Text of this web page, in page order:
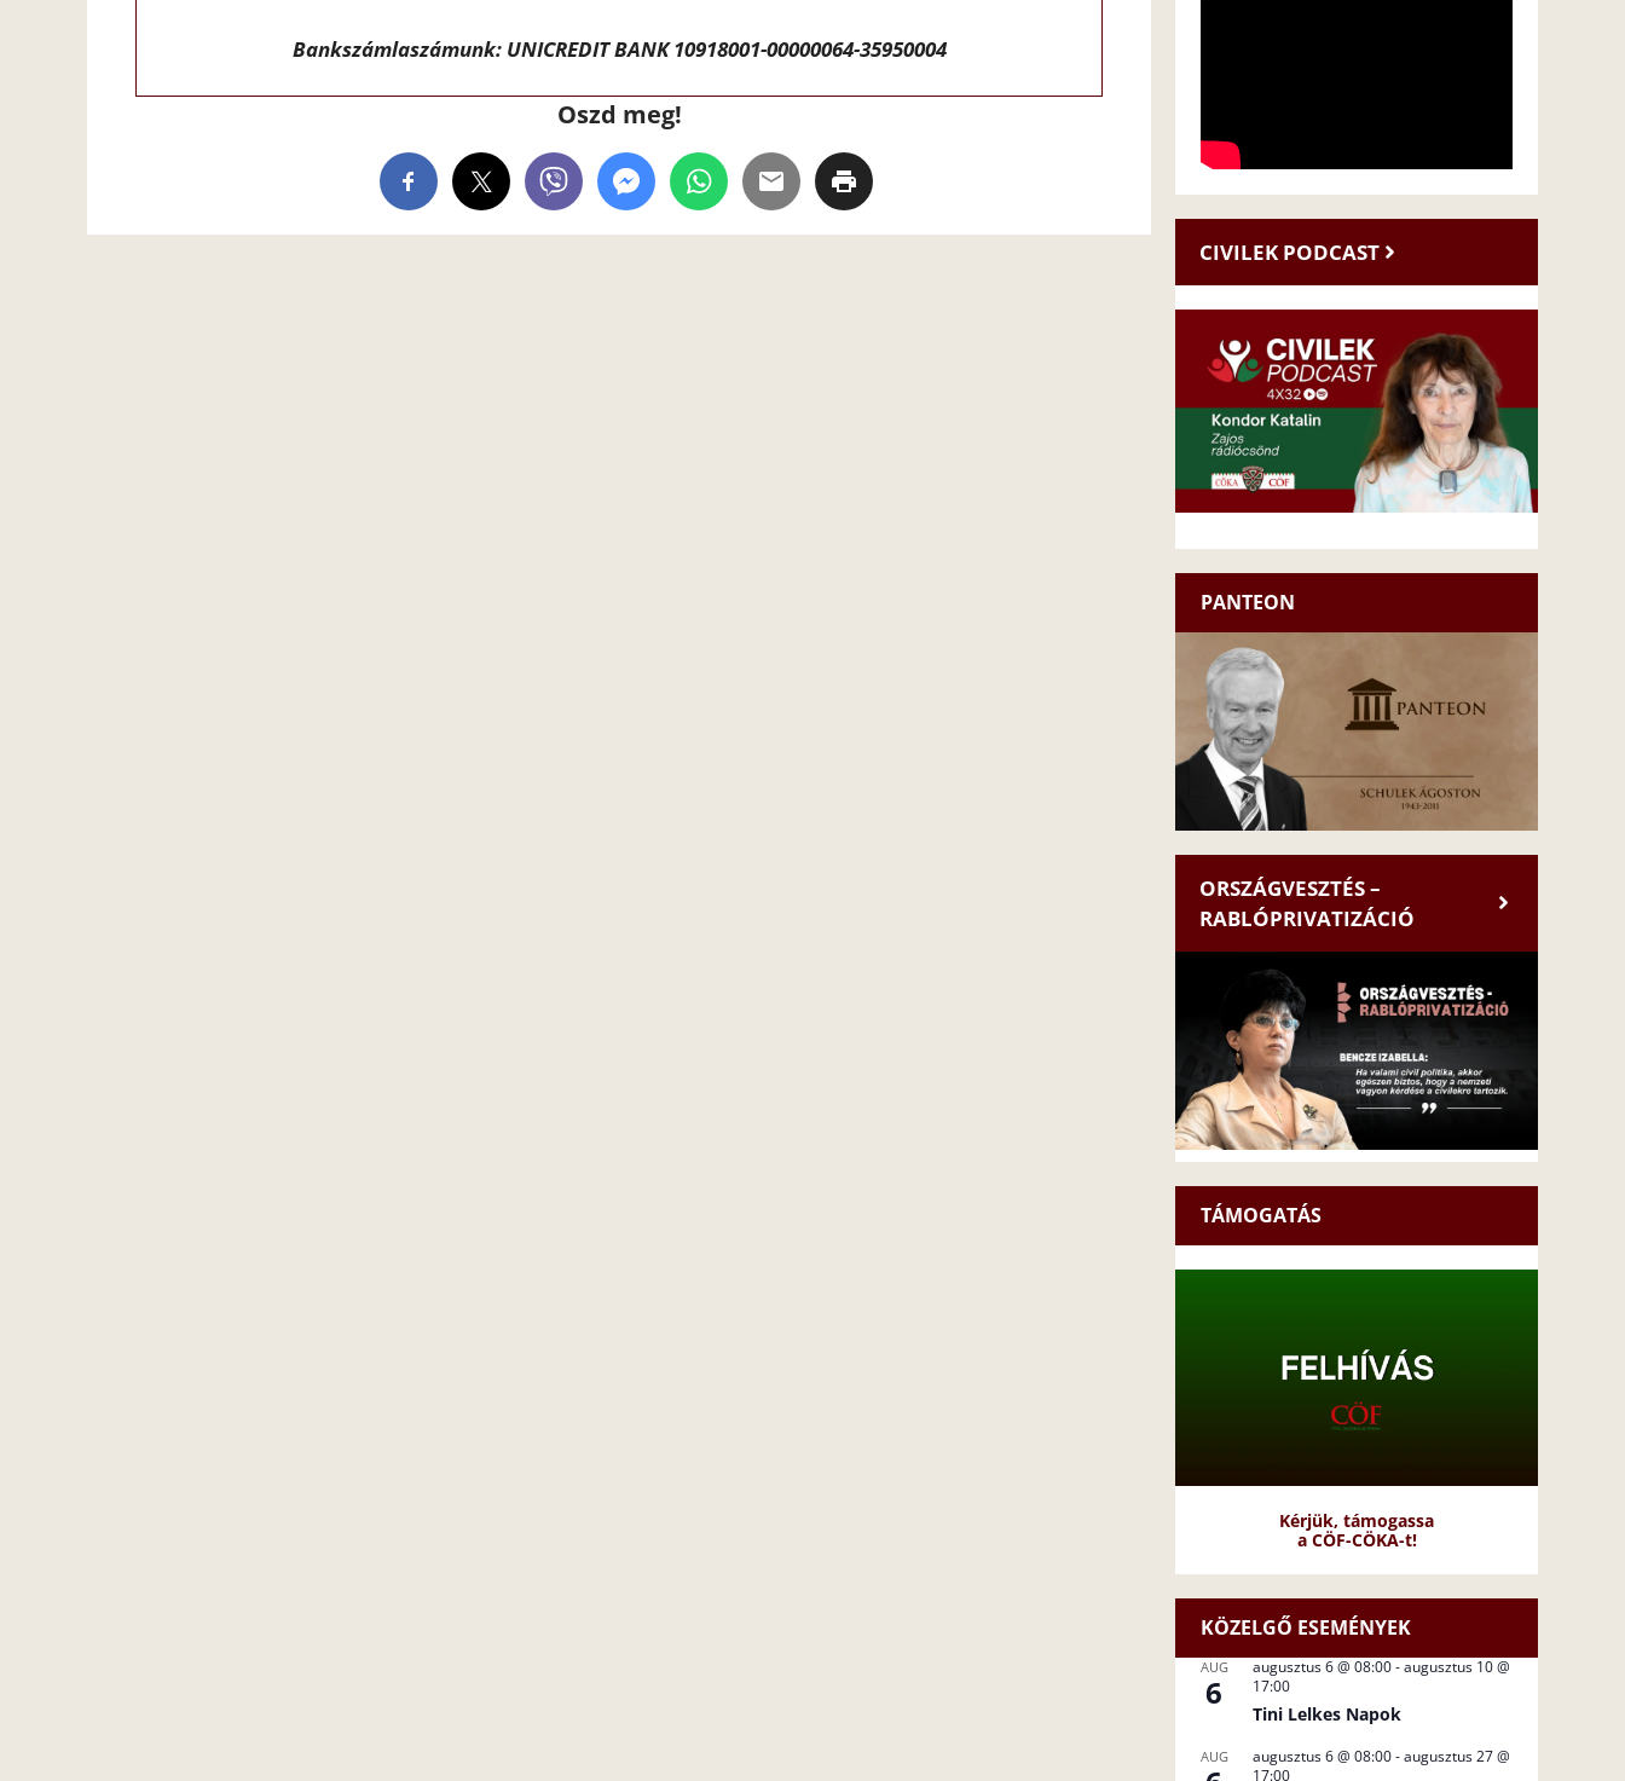
Bankszámlaszámunk: UNICREDIT BANK 10918001-00000064-35950004
Oszd meg!
CIVILEK PODCAST
PANTEON
ORSZÁGVESZTÉS –
RABLÓPRIVATIZÁCIÓ
TÁMOGATÁS
Kérjük, támogassa
a CÖF-CÖKA-t!
KÖZELGŐ ESEMÉNYEK
AUG
6
augusztus 6 @ 08:00-augusztus 10 @
17:00
Tini Lelkes Napok
AUG augusztus 6 @ 08:00-augusztus 27 @
17:00